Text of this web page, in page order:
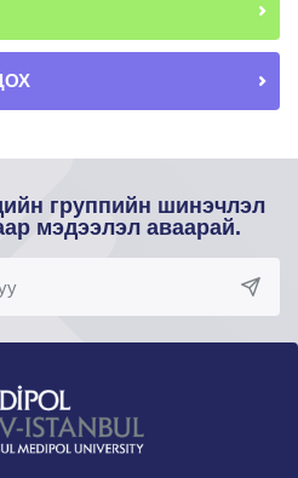
группийн шинэчлэл
мэдээлэл аваарай.